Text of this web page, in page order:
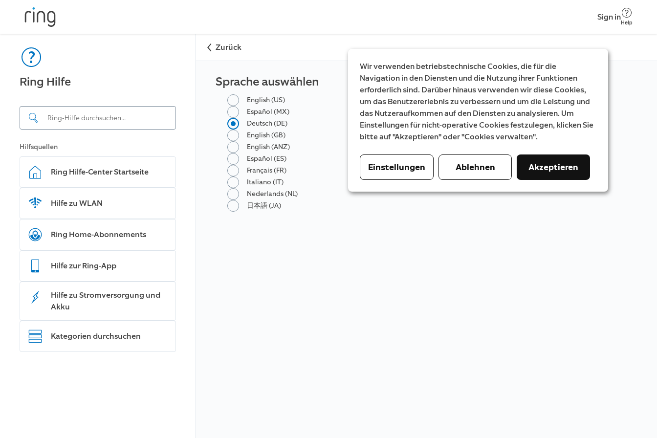
Sign in
Help
Ring Hilfe
Hilfsquellen
Ring Hilfe-Center Startseite
Hilfe zu WLAN
Ring Home-Abonnements
Hilfe zur Ring-App
Hilfe zu Stromversorgung und
Akku
Kategorien durchsuchen
Zurück
Sprache auswählen
English (US)
Español (MX)
Deutsch (DE)
English (GB)
English (ANZ)
Español (ES)
Français (FR)
Italiano (IT)
Nederlands (NL)
日本語 (JA)
Wir verwenden betriebstechnische Cookies, die für die
Navigation in den Diensten und die Nutzung ihrer Funktionen
erforderlich sind. Darüber hinaus verwenden wir diese Cookies,
um das Benutzererlebnis zu verbessern und um die Leistung und
das Nutzeraufkommen auf den Diensten zu analysieren. Um
Einstellungen für nicht-operative Cookies festzulegen, klicken Sie
bitte auf "Akzeptieren" oder "Cookies verwalten".
Einstellungen Ablehnen Akzeptieren